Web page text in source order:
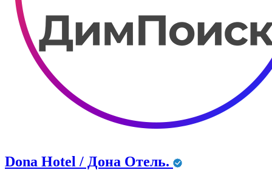
Dona Hotel / Дона Отель.